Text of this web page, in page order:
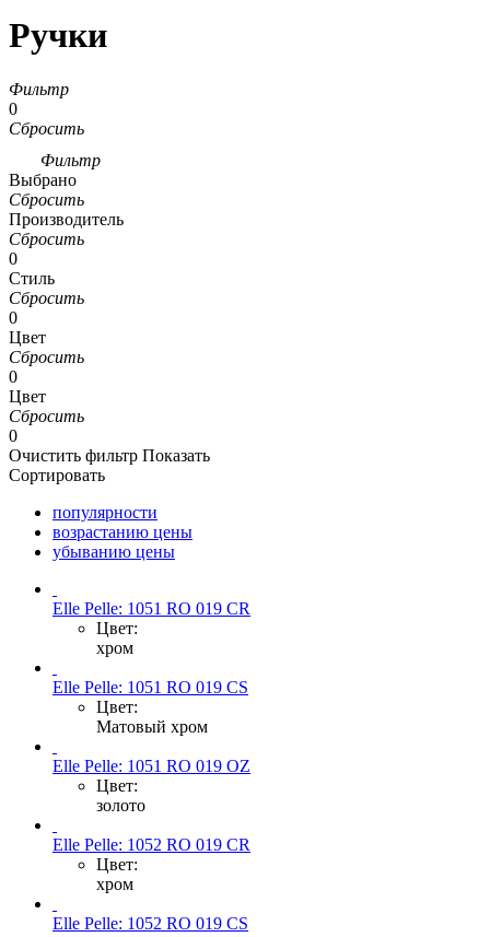
Ручки
Фильтр
0
Сбросить
Фильтр
Выбрано
Сбросить
Производитель
Сбросить
0
Стиль
Сбросить
0
Цвет
Сбросить
0
Цвет
Сбросить
0
Очистить фильтр Показать
Сортировать
популярности
возрастанию цены
убыванию цены
Elle Pelle: 1051 RO 019 CR
Цвет:
хром
Elle Pelle: 1051 RO 019 CS
Цвет:
Матовый хром
Elle Pelle: 1051 RO 019 OZ
Цвет:
золото
Elle Pelle: 1052 RO 019 CR
Цвет:
хром
Elle Pelle: 1052 RO 019 CS